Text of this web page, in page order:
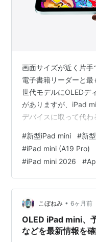
画面サイズが近く片
電子書籍リーダーと
世代モデルにOLEDデ
がありますが、iPad
デバイスに取って代
#新型iPad mini #新
#iPad mini (A19 Pro)
#iPad mini 2026 #
こぼねみ • 6ヶ月前
OLED iPad mini、
などを最新情報を